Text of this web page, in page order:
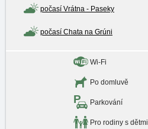
počasí Vrátna - Paseky
počasí Chata na Grúni
Wi-Fi
Po domluvě
Parkování
Pro rodiny s dětmi